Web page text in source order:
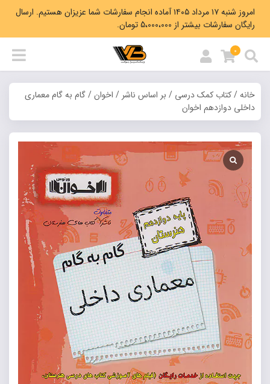
امروز شنبه ۱۷ مرداد ۱۴۰۵ آماده انجام سفارشات شما عزیزان هستیم. ارسال
رایگان سفارشات بیشتر از 5،000،000 تومان.
0
خانه/کتاب کمک درسی / بر اساس ناشر / اخوان/ گام به گام معماری
داخلی دوازدهم اخوان